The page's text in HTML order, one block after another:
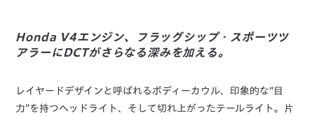
Honda V4エンジン、フラッグシップ・スポーツツ
アラーにDCTがさらなる深みを加える。
レイヤードデザインと呼ばれるボディーカウル、印象的な“目
力”を持つヘッドライト、そして切れ上がったテールライト。片